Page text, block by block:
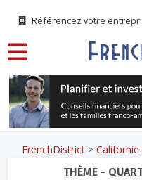
Référencez votre
FrenchDistrict >
THÈME -